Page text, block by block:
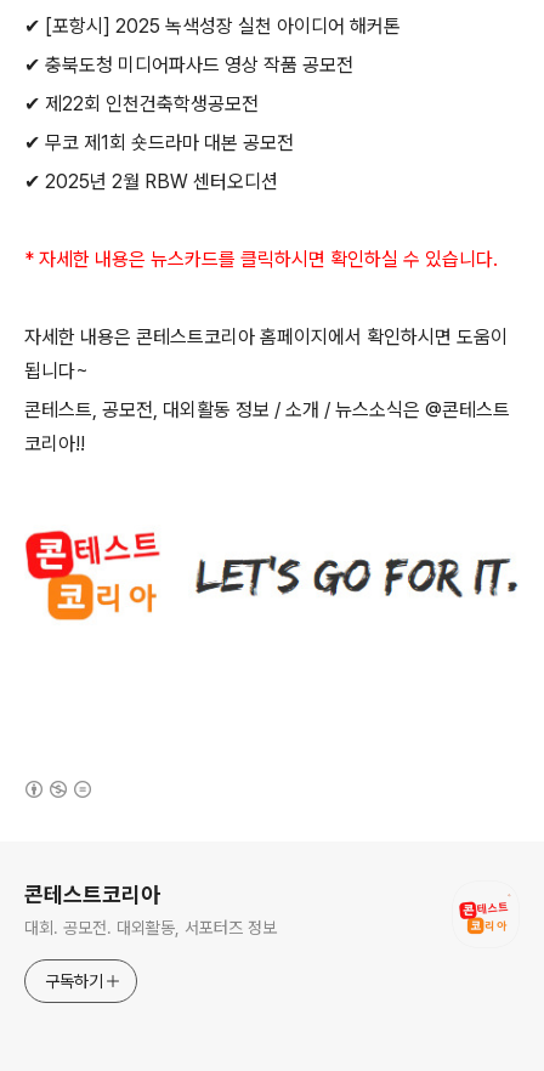
✔ [포항시 ] 2025 녹색성장 실천 아이디어 해커톤
✔ 충북도청 미디어파사드 영상 작품 공모전
✔ 제 22회 인천건축학생공모전
✔ 무코 제 1회 숏드라마 대본 공모전
✔ 2025년 2월 RBW 센터오디션
* 자세한 내용은 뉴스카드를 클릭하시면 확인하실 수 있습니다.
자세한 내용은 콘테스트코리아 홈페이지에서 확인하시면 도움이
됩니다~
콘테스트, 공모전, 대외활동 정보 / 소개 / 뉴스소식은 @콘테스트
코리아!!
콘테스트코리아
대회. 공모전. 대외활동, 서포터즈 정보
구독하기